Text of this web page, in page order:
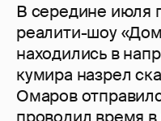
В середине июля
реалити-шоу
находились в
кумира назрел
Омаров